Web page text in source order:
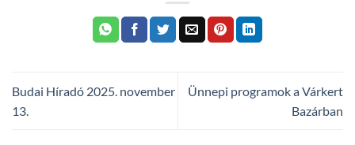
Budai Híradó 2025. november
13.
Ünnepi programok a Várkert
Bazárban